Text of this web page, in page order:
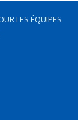
LES ÉQUIPES